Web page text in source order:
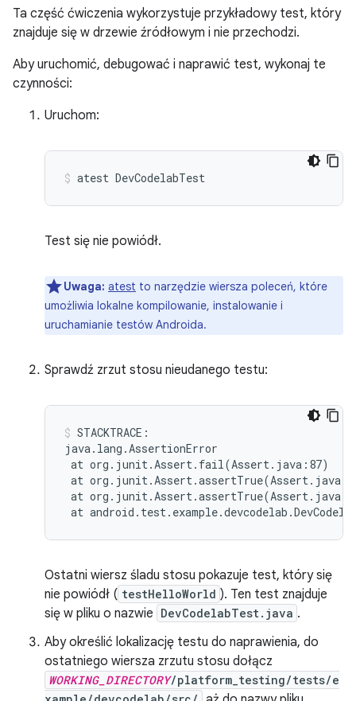
Ta część ćwiczenia wykorzystuje przykładowy test, który
znajduje się w drzewie źródłowym i nie przechodzi.
Aby uruchomić, debugować i naprawić test, wykonaj te
czynności:
Uruchom:
atest DevCodelabTest
Test się nie powiódł.
Uwaga: atest to narzędzie wiersza poleceń, które
umożliwia lokalne kompilowanie, instalowanie i
uruchamianie testów Androida.
Sprawdź zrzut stosu nieudanego testu:
STACKTRACE:
at org.junit.Assert.fail(Assert.java:87)
at org.junit.Assert.assertTrue(
at org.junit.Assert.assertTrue(
at
Ostatni wiersz śladu stosu pokazuje test, który się
nie powiódł ( testHelloWorld ). Ten test znajduje
się w pliku o nazwie DevCodelabTest.java .
Aby określić lokalizację testu do naprawienia, do
ostatniego wiersza zrzutu stosu dołącz
WORKING_DIRECTORY/platform_testing/tests/e